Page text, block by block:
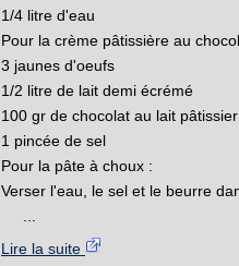
1/4 litre d'eau
Pour la crème pâtissière au
3 jaunes d'oeufs
1/2 litre de lait demi écrémé
100 gr de chocolat au lait pâtissier
1 pincée de sel
Pour la pâte à choux :
Verser l'eau, le sel et le beurre
Lire la suite